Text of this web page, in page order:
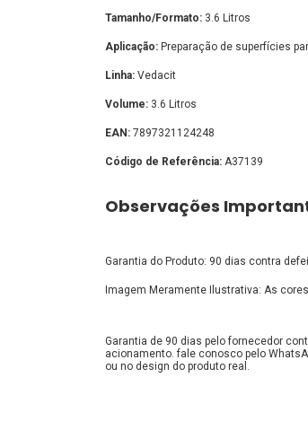
Tamanho/Formato: 3.6 Litros
Aplicação: Preparação de superfícies
Linha: Vedacit
Volume: 3.6 Litros
EAN: 7897321124248
Código de Referência: A37139
Observações
Garantia do Produto: 90 dias contra
Imagem Meramente Ilustrativa: As
Garantia de 90 dias pelo fornecedor
acionamento. fale conosco pelo
ou no design do produto real.